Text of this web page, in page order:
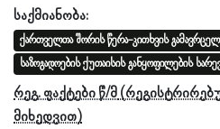
საქმიანობა:
ქართველთა შორის წერა-კითხვის
საზოგადოების ქუთაისის განყოფილების
რეგ. ფაქტები წ/მ